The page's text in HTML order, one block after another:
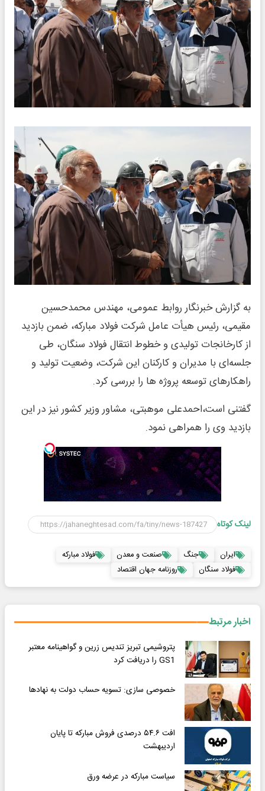
به گزارش خبرنگار روابط عمومی، مهندس محمدحسین
مقیمی، رئیس هیأت عامل شرکت فولاد مبارکه، ضمن بازدید
از کارخانجات تولیدی و خطوط انتقال فولاد سنگان، طی
جلسه‌ای با مدیران و کارکنان این شرکت، وضعیت تولید و
راهکارهای توسعه پروژه ها را بررسی کرد.
گفتنی است،احمدعلی موهبتی، مشاور وزیر کشور نیز در این
بازدید وی را همراهی نمود.
لینک کوتاه
ایران جنگ صنعت و معدن
فولاد مبارکه
فولاد سنگان
روزنامه جهان اقتصاد
اخبار مرتبط
پتروشیمی تبریز تندیس زرین و گواهینامه معتبر
GS1 را دریافت کرد
خصوصی سازی: تسویه حساب دولت به نهادها
افت ۵۴.۶ درصدی فروش مبارکه تا پایان
اردیبهشت
سیاست مبارکه در عرضه ورق